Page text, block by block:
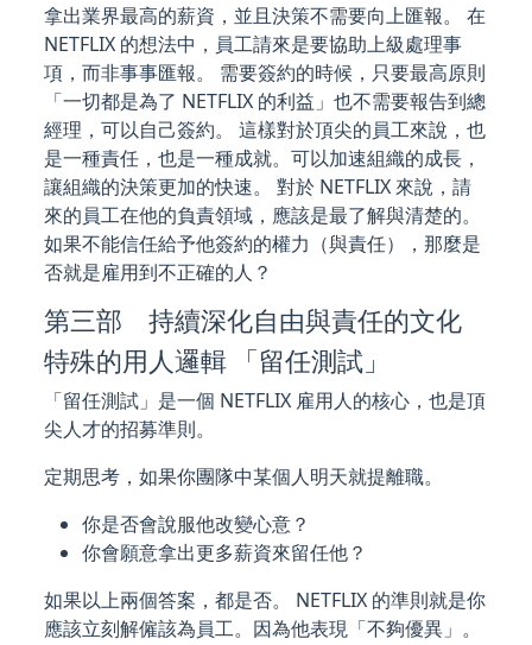
拿出業界最高的薪資，並且決策不需要向上匯報。 在
NETFLIX 的想法中，員工請來是要協助上級處理事
項，而非事事匯報。 需要簽約的時候，只要最高原則
「一切都是為了 NETFLIX 的利益」也不需要報告到總
經理，可以自己簽約。 這樣對於頂尖的員工來說，也
是一種責任，也是一種成就。可以加速組織的成長，
讓組織的決策更加的快速。 對於 NETFLIX 來說，請
來的員工在他的負責領域，應該是最了解與清楚的。
如果不能信任給予他簽約的權力（與責任），那麼是
否就是雇用到不正確的人？
第三部 持續深化自由與責任的文化
特殊的用人邏輯 「留任測試」
「留任測試」是一個 NETFLIX 雇用人的核心，也是頂
尖人才的招募準則。
定期思考，如果你團隊中某個人明天就提離職。
你是否會說服他改變心意？
你會願意拿出更多薪資來留任他？
如果以上兩個答案，都是否。 NETFLIX 的準則就是你
應該立刻解僱該為員工。因為他表現「不夠優異」。